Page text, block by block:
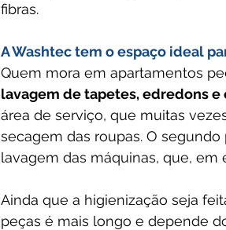
fibras.
A Washtec tem o espaço ideal
Quem mora em apartamentos
lavagem de tapetes, edredons e
área de serviço, que muitas
secagem das roupas. O
lavagem das máquinas, que,
Ainda que a higienização seja
peças é mais longo e depende